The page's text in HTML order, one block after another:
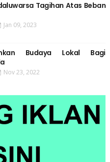
Tagihan Atas Beban
Jan 09, 2023
Budaya Lokal Bagi
Nov 23, 2022